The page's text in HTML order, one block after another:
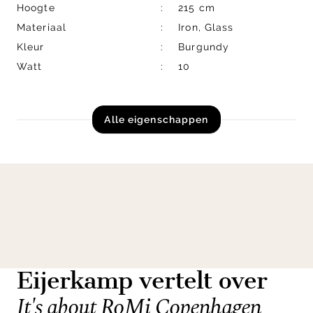
Hoogte
215 cm
Materiaal
Iron, Glass
Kleur
Burgundy
Watt
10
Alle eigenschappen
Eijerkamp vertelt over